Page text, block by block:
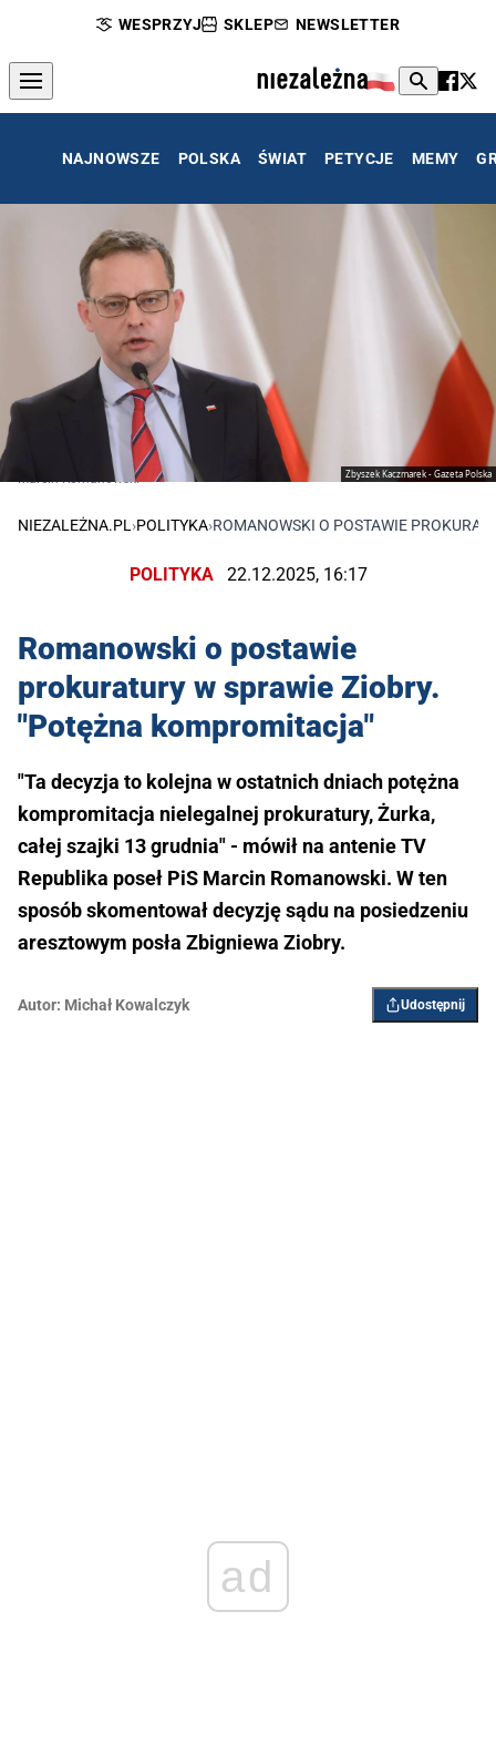
WESPRZYJ SKLEP NEWSLETTER
NAJNOWSZE POLSKA ŚWIAT PETYCJE MEMY
Zbyszek Kaczmarek - Gazeta Polska
Marcin Romanowski
NIEZALEŻNA.PL ›POLITYKA›ROMANOWSKI O POSTAWIE
POLITYKA 22.12.2025, 16:17
Romanowski o postawie
prokuratury w sprawie Ziobry.
"Potężna kompromitacja"
"Ta decyzja to kolejna w ostatnich dniach potężna
kompromitacja nielegalnej prokuratury, Żurka,
całej szajki 13 grudnia" - mówił na antenie TV
Republika poseł PiS Marcin Romanowski. W ten
sposób skomentował decyzję sądu na posiedzeniu
aresztowym posła Zbigniewa Ziobry.
Autor: Michał Kowalczyk Udostępnij
ad